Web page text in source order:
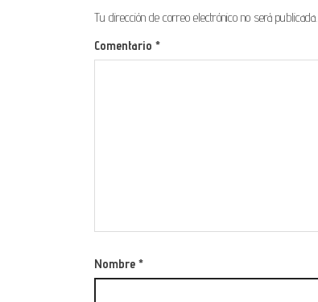
Tu dirección de correo electrónico no será publicada.
Comentario *
Nombre *